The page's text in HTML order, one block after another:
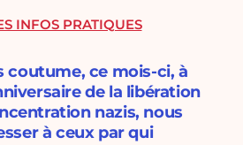
coutume, ce mois-ci, à
de la libération
nazis, nous
à ceux par qui
INFOS PRATIQUES